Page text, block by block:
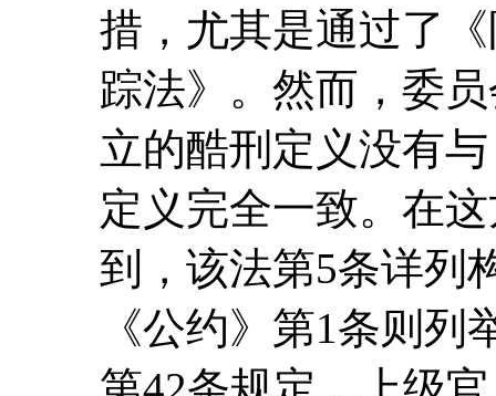
措，尤其是通过了
踪法》。然而，委
立的酷刑定义没有
定义完全一致。在
到，该法第5条详列
《公约》第1条则